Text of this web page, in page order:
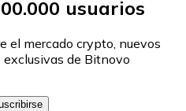
usuarios
el mercado crypto, nuevos
de Bitnovo